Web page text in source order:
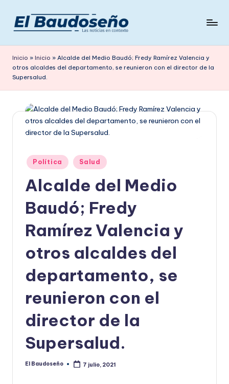
Saltar
contenido
e
ri
ó
d
en
contexto
Inicio » Inicio » Alcalde del Medio Baudó; Fredy Ramírez Valencia y
otros alcaldes del departamento, se reunieron con el director de la
Supersalud.
Publicado
en
Política Salud
Alcalde del Medio
Baudó; Fredy
Ramírez Valencia y
otros alcaldes del
departamento, se
reunieron con el
director de la
Supersalud.
Publicado
El Baudoseño 7 julio, 2021